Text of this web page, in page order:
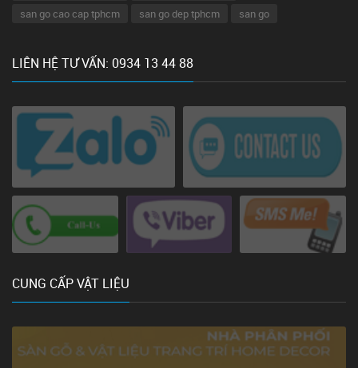
san go cao cap tphcm
san go dep tphcm san go
LIÊN HỆ TƯ VẤN: 0934 13 44 88
CUNG CẤP VẬT LIỆU